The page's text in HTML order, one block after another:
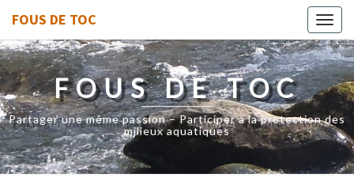
FOUS DE TOC
FOUS DE TOC
Partager une même passion – Participer à la protection des
milieux aquatiques